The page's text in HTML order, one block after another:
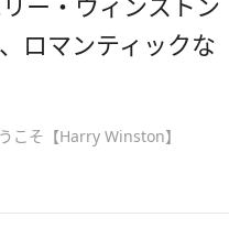
ロマンティックな
こそ【Harry Winston】